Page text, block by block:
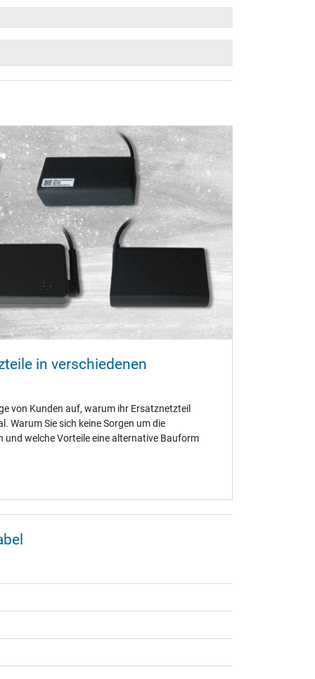
Lenovo Yoga Home 900-27IBU (F0BM)
in verschiedenen
von Kunden auf, warum ihr Ersatznetzteil
Warum Sie sich keine Sorgen um die
welche Vorteile eine alternative Bauform